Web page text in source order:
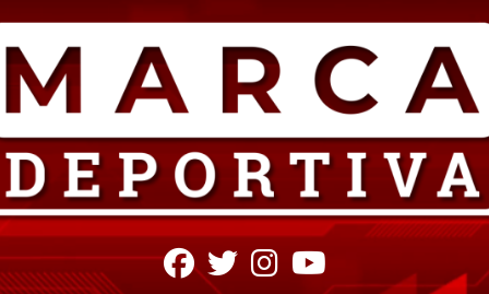
fab
fa-
fab
fa-
fab
fa-
fa-